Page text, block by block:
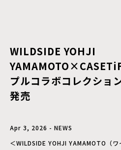
WILDSIDE YOHJI
プルコラボコレクショ
発売
Apr 3, 2026 - NEWS
＜WILDSIDE YOHJI YAMAMOTO（ワ